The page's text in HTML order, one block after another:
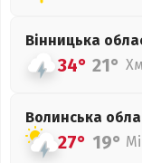
Вінницька
34° 21°
Волинська
27° 19°